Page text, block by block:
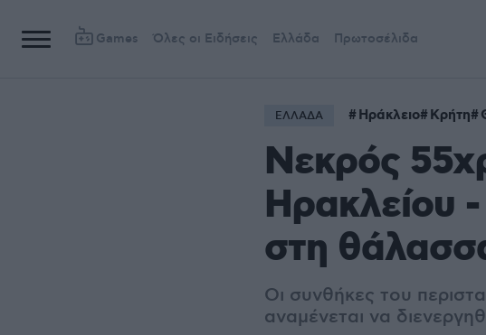
Games Όλες οι Ειδήσεις Ελλάδα Πρωτοσέλιδα
ΕΛΛΑΔΑ Ηράκλειο Κρήτη
Νεκρός
Ηρακλείου
στη
Οι συνθήκες του
αναμένεται να